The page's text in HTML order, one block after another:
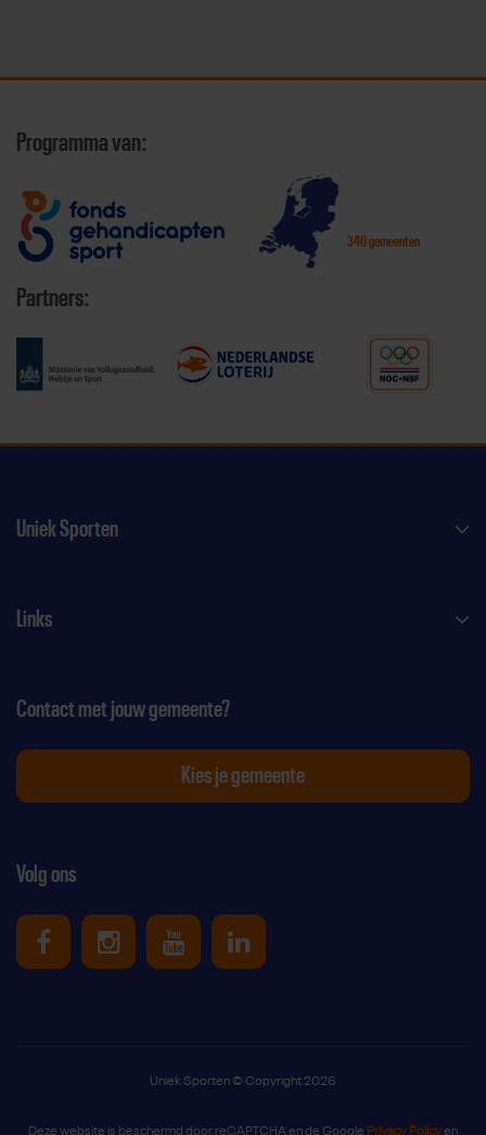
Programma van:
340 gemeenten
Partners:
Uniek Sporten
Links
Volg ons
Uniek Sporten op Facebook
Uniek Sporten op Instagram
Uniek Sporten op Youtube
Uniek Sporten op
Contact met jouw gemeente?
Kies je gemeente
Uniek Sporten © Copyright 2026
Deze website is beschermd door reCAPTCHA en de Google Privacy Policyen